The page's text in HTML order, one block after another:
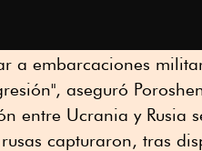
a embarcaciones
aseguró
entre Ucrania y Rusia
capturaron, tras